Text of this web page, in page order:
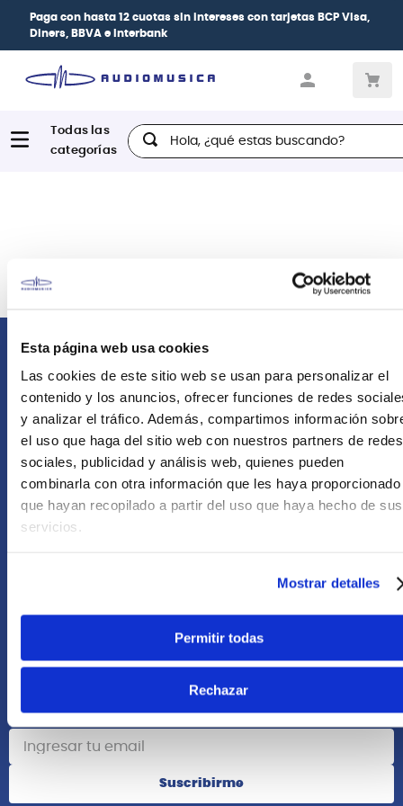
Esta página web usa cookies
Las cookies de este sitio web se usan para personalizar el
contenido y los anuncios, ofrecer funciones de redes
y analizar el tráfico. Además, compartimos información
el uso que haga del sitio web con nuestros partners de redes
sociales, publicidad y análisis web, quienes pueden
combinarla con otra información que les haya proporcionado
que hayan recopilado a partir del uso que haya hecho de sus
servicios.
Mostrar detalles
Permitir todas
Rechazar
Paga con hasta 12 cuotas sin intereses con tarjetas BCP Visa,
Diners, BBVA e Interbank
Hola, ¿qué estas buscando?
Atención Postventa
+51 958418476
+51 977624112
Acerca de Nosotros
Suscribete
Suscribirme